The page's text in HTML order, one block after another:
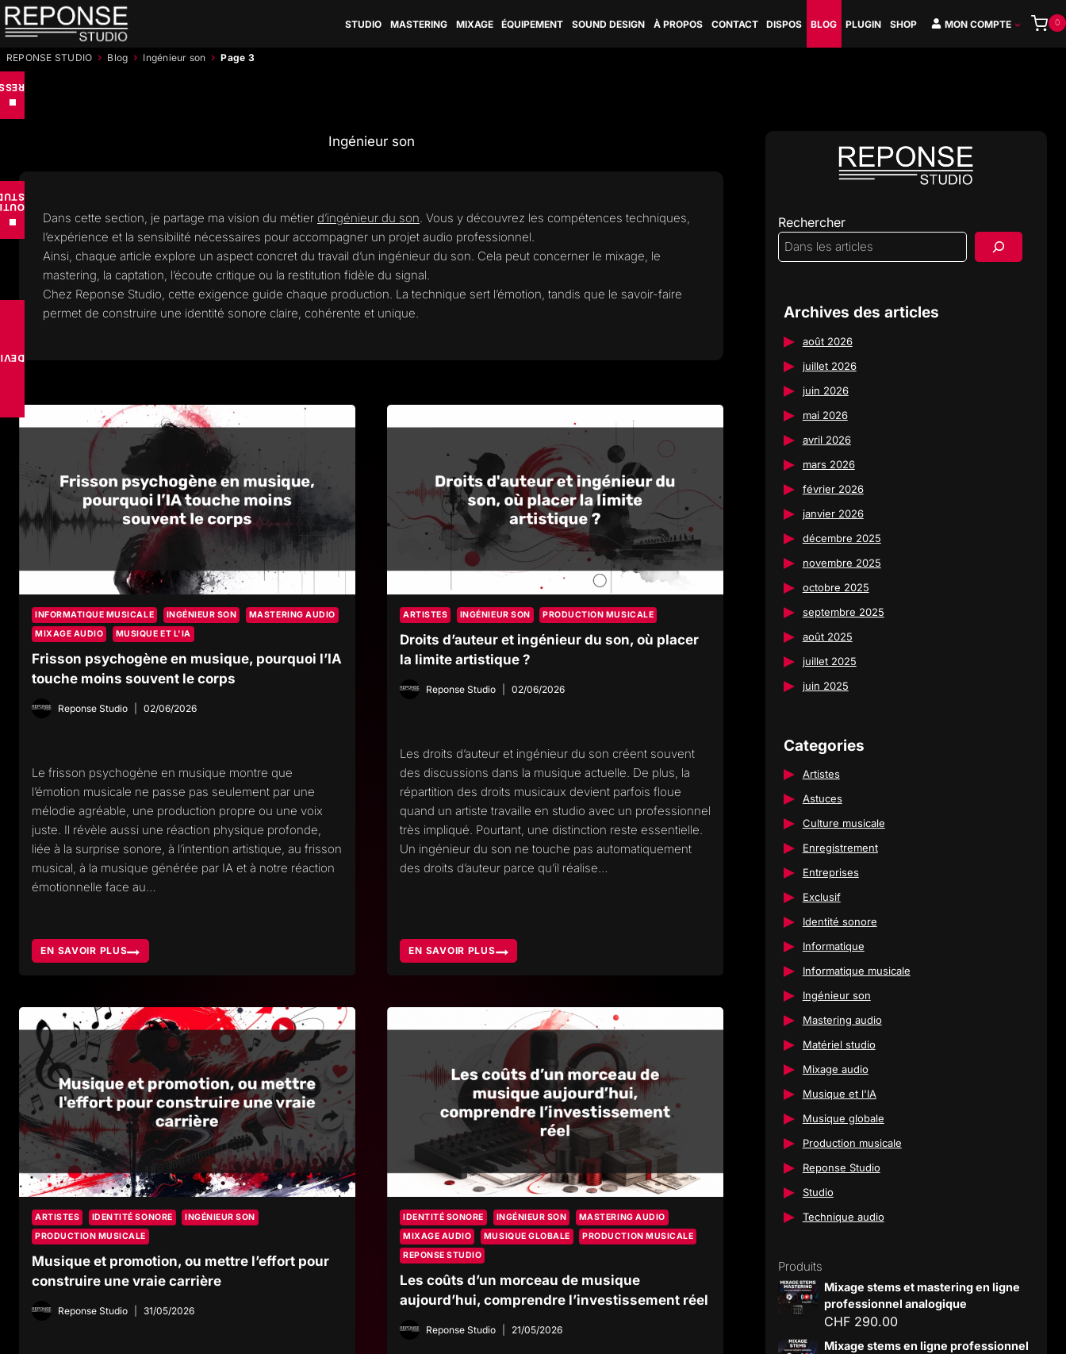
Aller
au
STUDIO MASTERING MIXAGE ÉQUIPEMENT SOUND DESIGN À PROPOS CONTACT DISPOS BLOG PLUGIN SHOP MON COMPTE 0
REPONSE STUDIO › Blog › Ingénieur son › Page 3
Ingénieur son
Dans cette section, je partage ma vision du métier d’ingénieur du son. Vous y découvrez les compétences techniques,
l’expérience et la sensibilité nécessaires pour accompagner un projet audio professionnel.
Ainsi, chaque article explore un aspect concret du travail d’un ingénieur du son. Cela peut concerner le mixage, le
mastering, la captation, l’écoute critique ou la restitution fidèle du signal.
Chez Reponse Studio, cette exigence guide chaque production. La technique sert l’émotion, tandis que le savoir-faire
permet de construire une identité sonore claire, cohérente et unique.
INFORMATIQUE MUSICALE INGÉNIEUR SON
MASTERING AUDIO
MIXAGE AUDIO
MUSIQUE ET L'IA
Frisson psychogène en musique, pourquoi l’IA
touche moins souvent le corps
Reponse Studio 02/06/2026
Le frisson psychogène en musique montre que
l’émotion musicale ne passe pas seulement par une
mélodie agréable, une production propre ou une voix
juste. Il révèle aussi une réaction physique profonde,
liée à la surprise sonore, à l’intention artistique, au frisson
musical, à la musique générée par IA et à notre réaction
émotionnelle face au…
EN SAVOIR PLUS
FRISSON
PSYCHOGÈNE
TOUCHE
MOINS
SOUVENT
LE
CORPS
ARTISTES INGÉNIEUR SON PRODUCTION MUSICALE
Droits d’auteur et ingénieur du son, où placer
la limite artistique ?
Reponse Studio 02/06/2026
Les droits d’auteur et ingénieur du son créent souvent
des discussions dans la musique actuelle. De plus, la
répartition des droits musicaux devient parfois floue
quand un artiste travaille en studio avec un professionnel
très impliqué. Pourtant, une distinction reste essentielle.
Un ingénieur du son ne touche pas automatiquement
des droits d’auteur parce qu’il réalise…
EN SAVOIR PLUS
DROITS
D’AUTEUR
LA
ARTISTIQUE
ARTISTES IDENTITÉ SONORE
INGÉNIEUR SON
PRODUCTION MUSICALE
Musique et promotion, ou mettre l’effort pour
construire une vraie carrière
Reponse Studio 31/05/2026
IDENTITÉ SONORE INGÉNIEUR SON
MASTERING AUDIO
MIXAGE AUDIO
MUSIQUE GLOBALE
PRODUCTION MUSICALE
REPONSE STUDIO
Les coûts d’un morceau de musique
aujourd’hui, comprendre l’investissement réel
Reponse Studio 21/05/2026
Rechercher
Archives des articles
août 2026
juillet 2026
juin 2026
mai 2026
avril 2026
mars 2026
février 2026
janvier 2026
décembre 2025
novembre 2025
octobre 2025
septembre 2025
août 2025
juillet 2025
juin 2025
Categories
Artistes
Astuces
Culture musicale
Enregistrement
Entreprises
Exclusif
Identité sonore
Informatique
Informatique musicale
Ingénieur son
Mastering audio
Matériel studio
Mixage audio
Musique et l'IA
Musique globale
Production musicale
Reponse Studio
Studio
Technique audio
Produits
Mixage stems et mastering en ligne
professionnel analogique
CHF290.00
Mixage stems en ligne professionnel
■
■